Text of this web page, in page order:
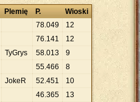
Plemię P.
Wioski
78.049
12
76.141
12
TyGrys 58.013
9
55.466
8
JokeR 52.451
10
46.365
13